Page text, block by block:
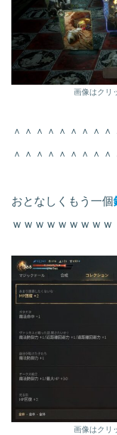
画像はクリ
＾＾＾＾＾＾＾＾
＾＾＾＾＾＾＾＾＾
おとなしくもう一個
ｗｗｗｗｗｗｗｗｗ
画像はクリ